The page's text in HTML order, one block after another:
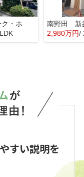
堺大野芝パーク・ホームズ
南野田 新
2,980万円/
すい説明を